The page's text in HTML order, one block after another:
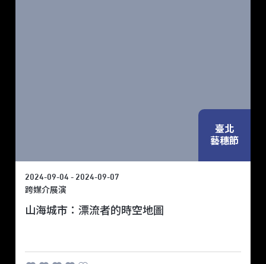
臺北
藝穗節
2024-09-04 - 2024-09-07
跨媒介展演
山海城市：漂流者的時空地圖